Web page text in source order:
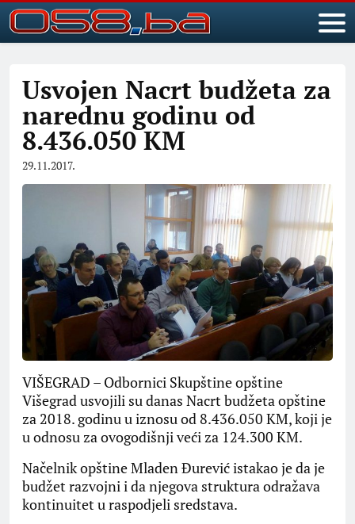
Usvojen Nacrt budžeta za
narednu godinu od
8.436.050 KM
29.11.2017.
VIŠEGRAD – Odbornici Skupštine opštine
Višegrad usvojili su danas Nacrt budžeta opštine
za 2018. godinu u iznosu od 8.436.050 KM, koji je
u odnosu za ovogodišnji veći za 124.300 KM.
Načelnik opštine Mladen Đurević istakao je da je
budžet razvojni i da njegova struktura odražava
kontinuitet u raspodjeli sredstava.